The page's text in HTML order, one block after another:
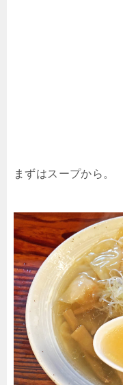
まずはスープから。